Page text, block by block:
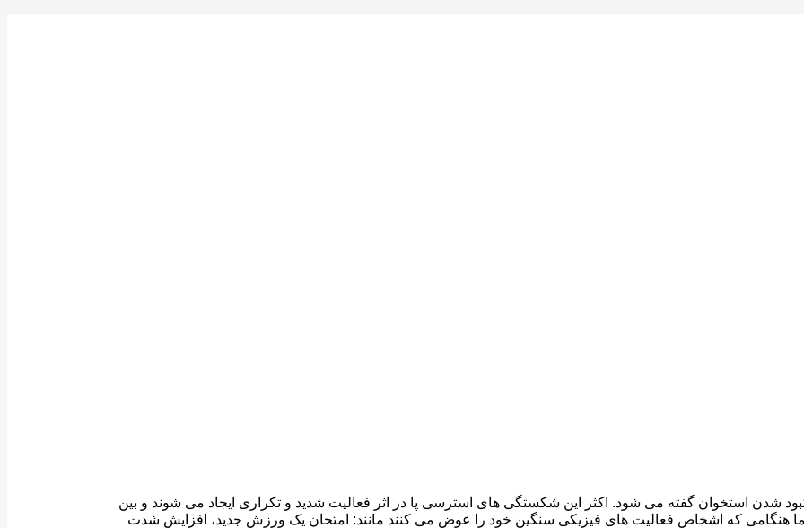
شدن استخوان گفته می شود. اکثر این شکستگی های استرسی پا در اثر فعالیت شدید و تکراری ایجاد می شوند و بین
که اشخاص فعالیت های فیزیکی سنگین خود را عوض می کنند مانند: امتحان یک ورزش جدید، افزایش شدت